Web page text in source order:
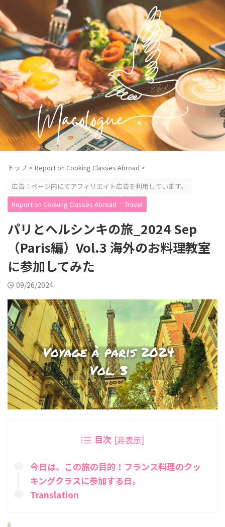
トップ > Report on Cooking Classes Abroad >
広告：ページ内にてアフィリエイト広告を利用しています。
Report on Cooking Classes Abroad
Travel
パリとヘルシンキの旅_2024 Sep
（Paris編）Vol.3 海外のお料理教室
に参加してみた
09/26/2024
目次 [非表示]
今日は、この旅の目的！フランス料理のクッ
キングクラスに参加する日。
Translation